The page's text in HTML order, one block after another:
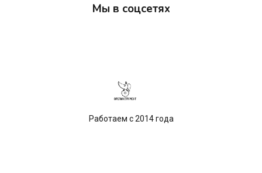
Работаем с 2014 года
Мы в соцсетях